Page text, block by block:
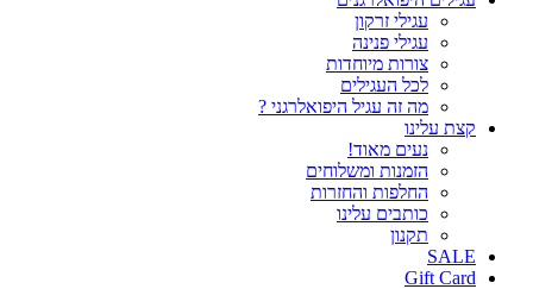
עגילי זרקון
עגילי פנינה
צורות מיוחדות
לכל העגילים
מה זה עגיל היפואלרגני ?
קצת עלינו
נעים מאוד!
הזמנות ומשלוחים
החלפות והחזרות
כותבים עלינו
תקנון
SALE
Gift Card